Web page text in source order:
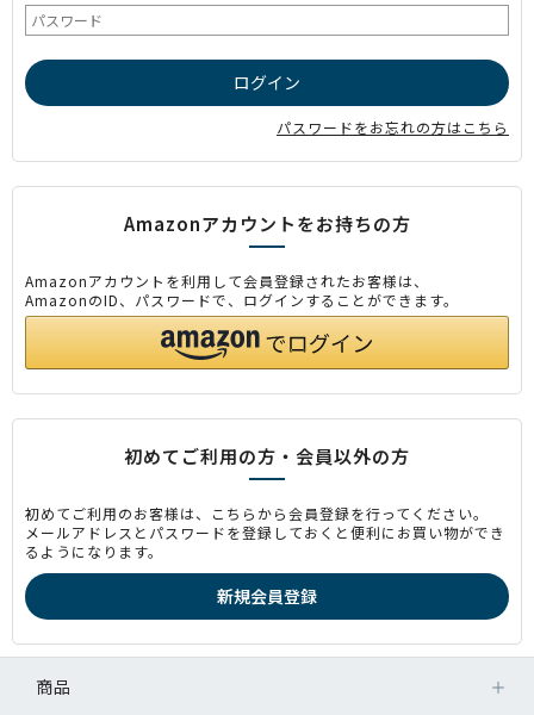
パスワードをお忘れの方はこちら
Amazonアカウントをお持ちの方
Amazonアカウントを利用して会員登録されたお客様は、
AmazonのID、パスワードで、ログインすることができます。
初めてご利用の方・会員以外の方
初めてご利用のお客様は、こちらから会員登録を行ってください。
メールアドレスとパスワードを登録しておくと便利にお買い物ができ
るようになります。
商品